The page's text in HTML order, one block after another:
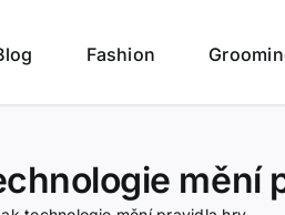
Fashion
mění